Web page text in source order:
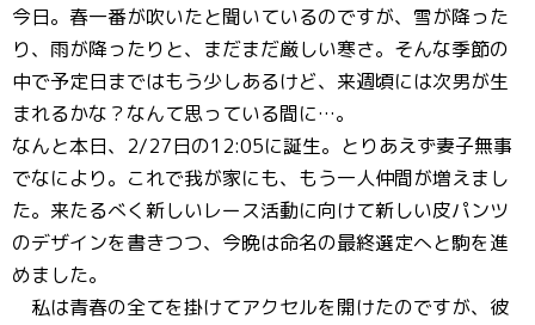
今日。春一番が吹いたと聞いているのですが、雪が降った
り、雨が降ったりと、まだまだ厳しい寒さ。そんな季節の
中で予定日まではもう少しあるけど、来週頃には次男が生
まれるかな？なんて思っている間に…。
なんと本日、2/27日の12:05に誕生。とりあえず妻子無事
でなにより。これで我が家にも、もう一人仲間が増えまし
た。来たるべく新しいレース活動に向けて新しい皮パンツ
のデザインを書きつつ、今晩は命名の最終選定へと駒を進
めました。
私は青春の全てを掛けてアクセルを開けたのですが、彼